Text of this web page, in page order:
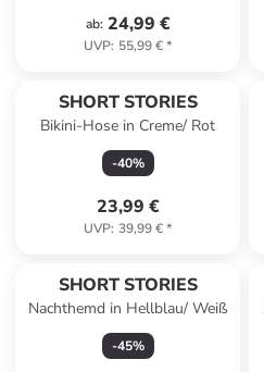
ab: 24,99 €
UVP: 55,99 €*
SHORT STORIES
Bikini-Hose in Creme/ Rot
-40%
23,99 €
UVP: 39,99 €*
SHORT STORIES
Nachthemd in Hellblau/ Weiß
-45%